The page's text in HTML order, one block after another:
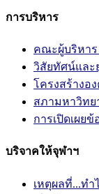
การบริหาร
คณะผู้บริหาร
วิสัยทัศน์และ
โครงสร้างอ
สภามหาวิทย
การเปิดเผย
บริจาคให้จุฬาฯ
เหตุผลที่...ท